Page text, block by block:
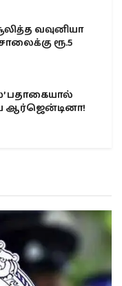
வவுனியா
ரூ.5
பதாகையால்
ஆர்ஜென்டினா!